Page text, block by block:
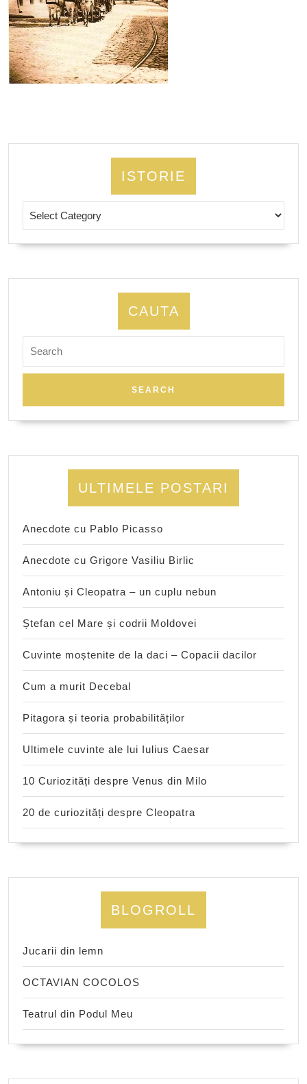
ISTORIE
CAUTA
for:
ULTIMELE POSTARI
Anecdote cu Pablo Picasso
Anecdote cu Grigore Vasiliu Birlic
Antoniu și Cleopatra – un cuplu nebun
Ștefan cel Mare și codrii Moldovei
Cuvinte moștenite de la daci – Copacii dacilor
Cum a murit Decebal
Pitagora și teoria probabilităților
Ultimele cuvinte ale lui Iulius Caesar
10 Curiozități despre Venus din Milo
20 de curiozități despre Cleopatra
BLOGROLL
Jucarii din lemn
OCTAVIAN COCOLOS
Teatrul din Podul Meu